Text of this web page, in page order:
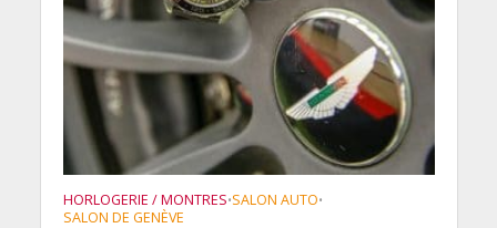
HORLOGERIE / MONTRES•SALON AUTO•
SALON DE GENÈVE